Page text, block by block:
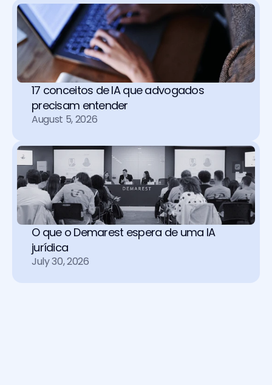
17 conceitos de IA que advogados
precisam entender
August 5, 2026
O que o Demarest espera de uma IA
jurídica
July 30, 2026